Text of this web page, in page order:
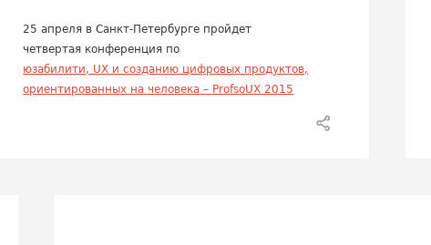
25 апреля в Санкт-Петербурге пройдет
четвертая конференция по
юзабилити, UX и созданию цифровых продуктов,
ориентированных на человека – ProfsoUX 2015